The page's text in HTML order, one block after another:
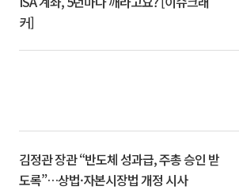
커]
김정관 장관 “반도체 성과급, 주총 승인 받
도록”…상법·자본시장법 개정 시사